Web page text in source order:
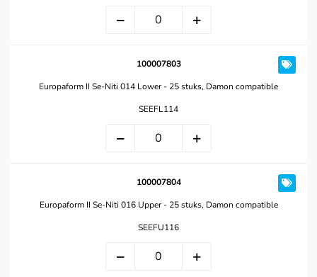
100007803
Europaform II Se-Niti 014 Lower - 25 stuks, Damon compatible
SEEFL114
100007804
Europaform II Se-Niti 016 Upper - 25 stuks, Damon compatible
SEEFU116